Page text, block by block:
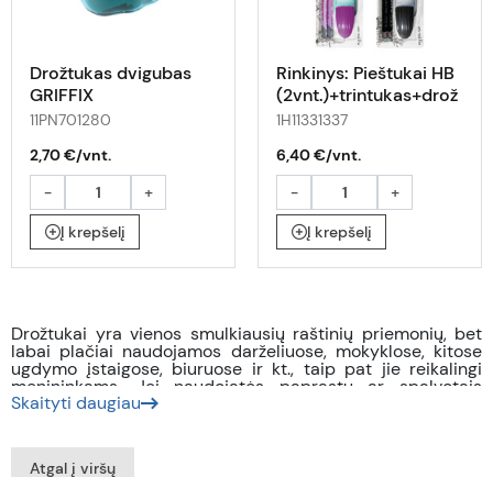
Drožtukas dvigubas
GRIFFIX
11PN701280
2,70 €/vnt.
-
+
Į krepšelį
Rinkinys: Pieštukai HB
(2vnt.)+trintukas+drož
tukas
1H11331337
6,40 €/vnt.
-
+
Į krepšelį
Drožtukai yra vienos smulkiausių raštinių priemonių, bet
labai plačiai naudojamos darželiuose, mokyklose, kitose
ugdymo įstaigose, biuruose ir kt., taip pat jie reikalingi
menininkams. Jei naudojatės paprastu ar spalvotais
pieštukais, tai be drožtuko neišsiversite. Drožtukų kaina
Skaityti daugiau
Atgal į viršų